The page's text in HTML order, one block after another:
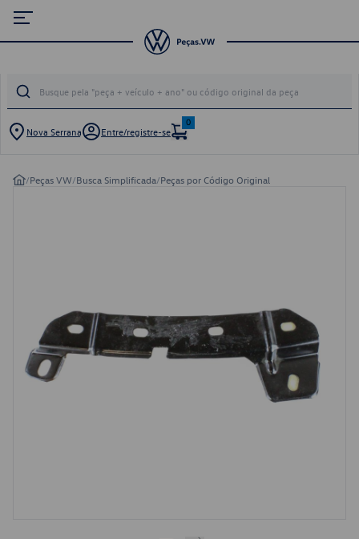
Nova Serrana Entre/registre-se
0
/Peças VW/Busca Simplificada/Peças por Código Original